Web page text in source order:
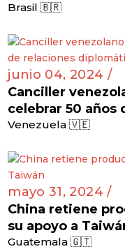
Brasil 🇧🇷
junio 04, 2024 /
Canciller
celebrar 50 años
Venezuela 🇻🇪
mayo 31, 2024 /
China retiene
su apoyo a
Guatemala 🇬🇹